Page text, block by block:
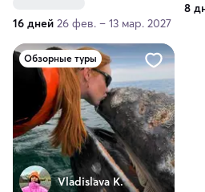
16 дней 26 фев. – 13 мар. 2027
8
Обзорные туры
Vladislava K.